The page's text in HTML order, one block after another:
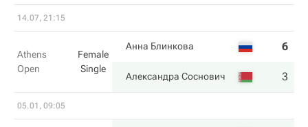
14.07, 21:15
Athens
Open
Female
Single
Анна Блинкова 6
Александра Соснович 3
05.01, 09:05